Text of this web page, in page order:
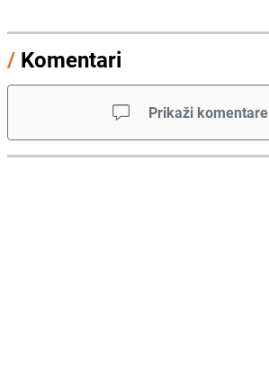
/ Komentari
Prikaži komentare